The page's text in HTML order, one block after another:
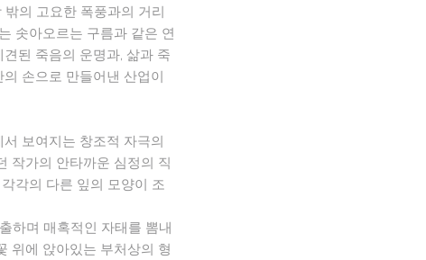
의 고요한 폭풍과의 거리
솟아오르는 구름과 같은 연
된 죽음의 운명과, 삶과 죽
손으로 만들어낸 산업이
보여지는 창조적 자극의
작가의 안타까운 심정의 직
각의 다른 잎의 모양이 조
하며 매혹적인 자태를 뽐내
위에 앉아있는 부처상의 형